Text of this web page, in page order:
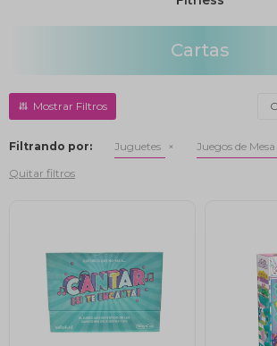
Cartas
Filtrando por: Juguetes Juegos de Mesa
Quitar filtros